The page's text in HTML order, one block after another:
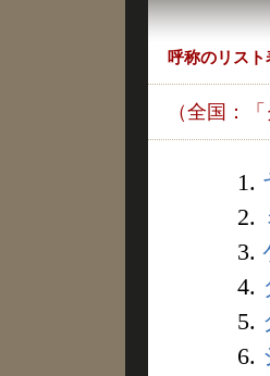
呼称のリスト
（全国：
1.
2.
3.
4.
5.
6.